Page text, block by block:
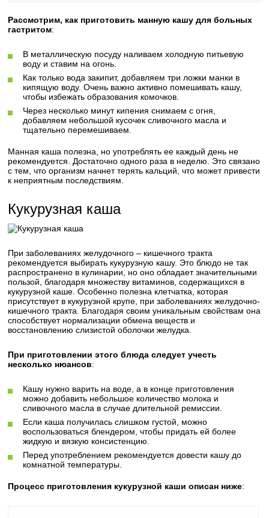
Рассмотрим, как приготовить манную кашу для больных
гастритом:
В металлическую посуду наливаем холодную питьевую
воду и ставим на огонь.
Как только вода закипит, добавляем три ложки манки в
кипящую воду. Очень важно активно помешивать кашу,
чтобы избежать образования комочков.
Через несколько минут кипения снимаем с огня,
добавляем небольшой кусочек сливочного масла и
тщательно перемешиваем.
Манная каша полезна, но употреблять ее каждый день не
рекомендуется. Достаточно одного раза в неделю. Это связано
с тем, что организм начнет терять кальций, что может привести
к неприятным последствиям.
Кукурузная каша
При заболеваниях желудочного – кишечного тракта
рекомендуется выбирать кукурузную кашу. Это блюдо не так
распространено в кулинарии, но оно обладает значительными
пользой, благодаря множеству витаминов, содержащихся в
кукурузной каше. Особенно полезна клетчатка, которая
присутствует в кукурузной крупе, при заболеваниях желудочно-
кишечного тракта. Благодаря своим уникальным свойствам она
способствует нормализации обмена веществ и
восстановлению слизистой оболочки желудка.
При приготовлении этого блюда следует учесть
несколько нюансов:
Кашу нужно варить на воде, а в конце приготовления
можно добавить небольшое количество молока и
сливочного масла в случае длительной ремиссии.
Если каша получилась слишком густой, можно
воспользоваться блендером, чтобы придать ей более
жидкую и вязкую консистенцию.
Перед употреблением рекомендуется довести кашу до
комнатной температуры.
Процесс приготовления кукурузной каши описан ниже: